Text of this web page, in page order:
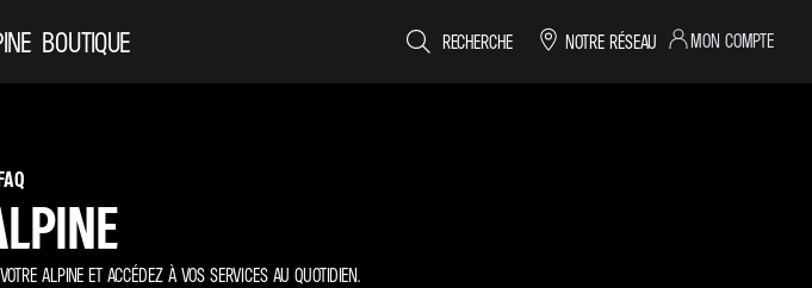
BOUTIQUE RECHERCHE NOTRE RÉSEAU MON COMPTE
ALPINE ET ACCÉDEZ À VOS SERVICES AU QUOTIDIEN.